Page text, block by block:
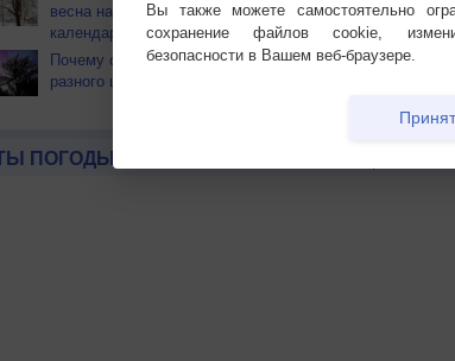
весна наступает позже
календарной?
смартфона
проблемам со
Почему северные сияния
разного цвета?
Как помочь
ПОГОДЫ
Вы также можете самостоятельно
сохранение файлов cookie,
безопасности в Вашем веб-браузере.